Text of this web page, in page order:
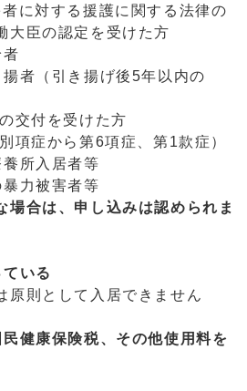
対する援護に関する法律の
大臣の認定を受けた方
（引き揚げ後5年以内の
付を受けた方
から第6項症、第1款症）
入居者等
被害者等
合は、申し込みは認められま
ている
則として入居できません
民健康保険税、その他使用料を